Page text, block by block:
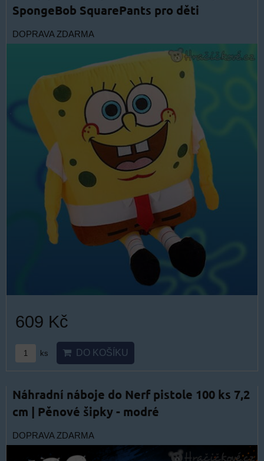
SpongeBob SquarePants pro děti
DOPRAVA ZDARMA
609 Kč
ks DO KOŠÍKU
Náhradní náboje do Nerf pistole 100 ks 7,2
cm | Pěnové šipky - modré
DOPRAVA ZDARMA